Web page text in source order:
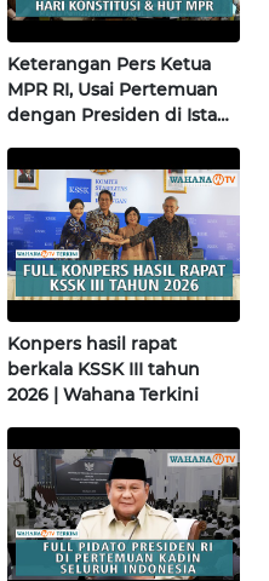
Keterangan Pers Ketua
MPR RI, Usai Pertemuan
dengan Presiden di Istana
Konpers hasil rapat
berkala KSSK III tahun
2026 | Wahana Terkini